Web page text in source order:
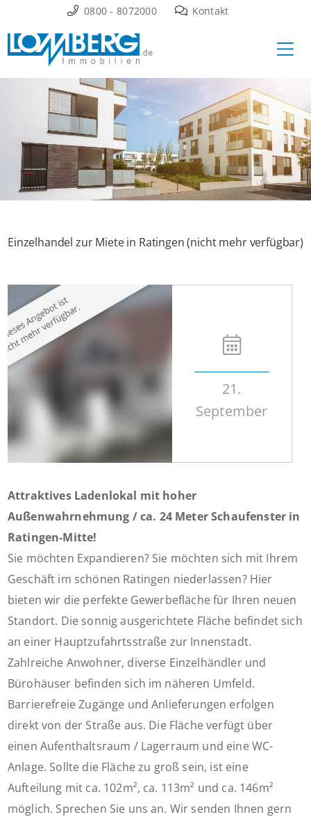
Inhalt
springen
0800 - 8072000 Kontakt
Einzelhandel zur Miete in Ratingen (nicht mehr verfügbar)
21.
September
Attraktives Ladenlokal mit hoher
Außenwahrnehmung / ca. 24 Meter Schaufenster in
Ratingen-Mitte!
Sie möchten Expandieren? Sie möchten sich mit Ihrem
Geschäft im schönen Ratingen niederlassen? Hier
bieten wir die perfekte Gewerbefläche für Ihren neuen
Standort. Die sonnig ausgerichtete Fläche befindet sich
an einer Hauptzufahrtsstraße zur Innenstadt.
Zahlreiche Anwohner, diverse Einzelhändler und
Bürohäuser befinden sich im näheren Umfeld.
Barrierefreie Zugänge und Anlieferungen erfolgen
direkt von der Straße aus. Die Fläche verfügt über
einen Aufenthaltsraum / Lagerraum und eine WC-
Anlage. Sollte die Fläche zu groß sein, ist eine
Aufteilung mit ca. 102m², ca. 113m² und ca. 146m²
möglich. Sprechen Sie uns an. Wir senden Ihnen gern